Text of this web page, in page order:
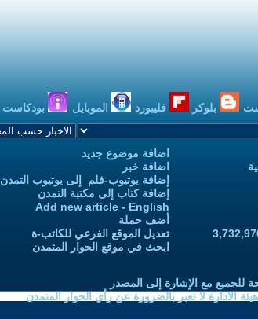
بلوكر فليبورد الموبايل بودكاست
اضافة موضوع جديد
اضافة خبر
إضافة يوتيوب-فلم إلى يوتيوب التمدن
إضافة كتاب إلى مكتبة التمدن
Add new article - English
أضف حملة
تعديل الموقع الفرعي للكاتب-ة
ابحث في موقع الحوار المتمدن
للجميع مع الإشارة إلى المصدر
الادارة لا تعبر بالضرورة عن رأي الحوار المتمدن